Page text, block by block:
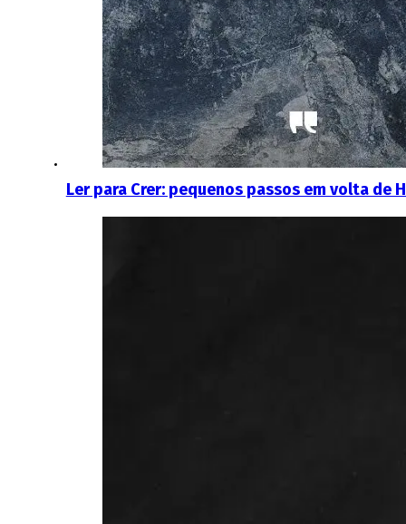
Ler para Crer: pequenos passos em volta de